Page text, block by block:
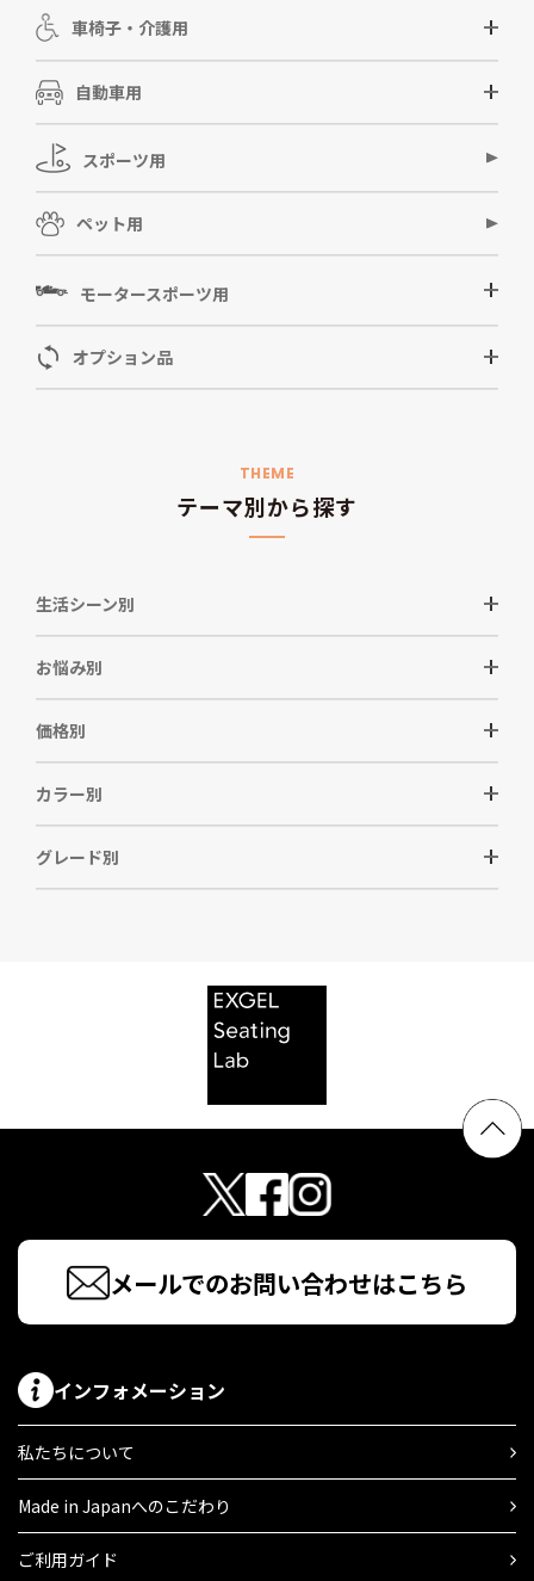
車椅子・介護用
自動車用
スポーツ用
ペット用
モータースポーツ用
オプション品
THEME
テーマ別から探す
生活シーン別
お悩み別
価格別
カラー別
グレード別
メールでのお問い合わせはこちら
インフォメーション
私たちについて
Made in Japanへのこだわり
ご利用ガイド